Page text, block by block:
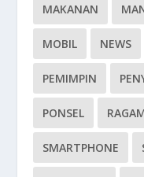
MAKANAN
MOBIL NEWS
PEMIMPIN
PONSEL
SMARTPHONE